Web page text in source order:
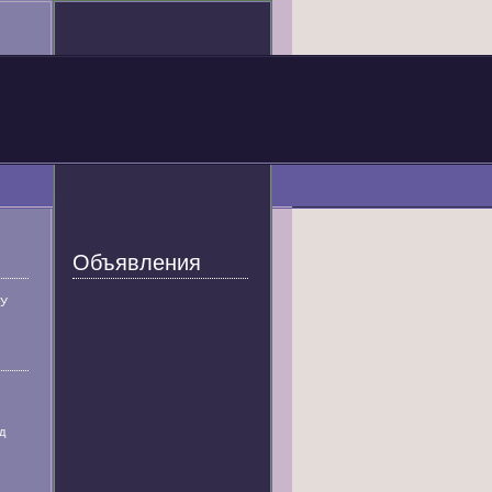
Объявления